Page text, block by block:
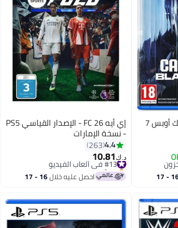
أكتيفجن نداء الواجب: بلاك أوبس 7
16 - 17
إي أيه FC 26 - الإصدار القياسي PS5
- نسخة الإمارات
4.4
263
د.ك‏10.81
#13 في ألعاب الفيديو
بتخلّص بسرعة
#13 في ألعاب الفيديو احصل عليه خلال 16 - 17